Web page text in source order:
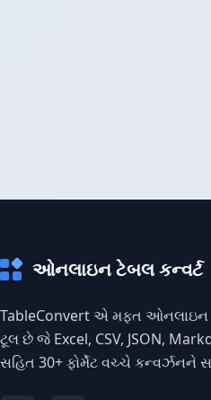
ઓનલાઇન ટેબલ કન્વર્ટ
TableConvert એ મફત ઓનલાઇન
ટૂલ છે જે Excel, CSV, JSON,
સહિત 30+ ફોર્મેટ વચ્ચે કન્વર્ઝનને